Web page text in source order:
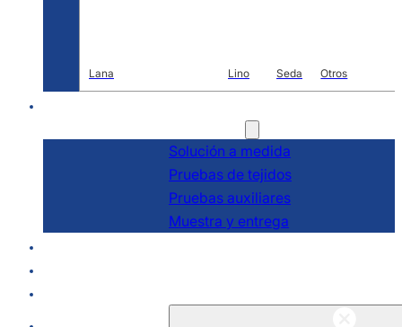
Lana Lino Seda Otros
Solución a medida
Pruebas de tejidos
Pruebas auxiliares
Muestra y entrega